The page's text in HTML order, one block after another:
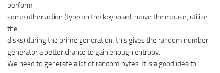
perform
some other action (type on the keyboard, move the mouse, utilize
the
disks) during the prime generation; this gives the random number
generator a better chance to gain enough entropy.
We need to generate a lot of random bytes. It is a good idea to